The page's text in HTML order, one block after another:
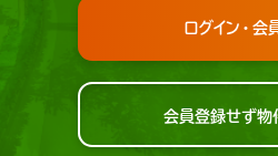
ログイン・会
会員登録せず物